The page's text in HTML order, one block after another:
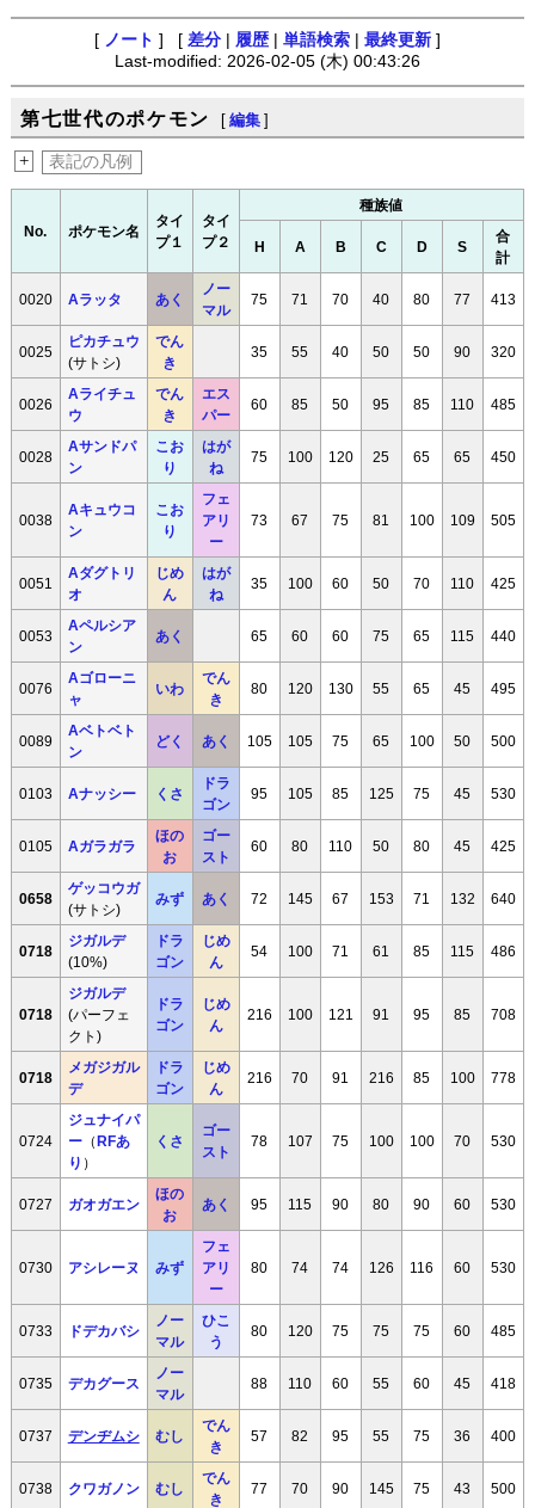
[ ノート ] [ 差分 履歴 単語検索 最終更新 ]
Last-modified: 2026-02-05 (木) 00:43:26
第七世代のポケモン [ 編集 ]
+ 表記の凡例
No. ポケモン名
タイ
プ１
タイ
プ２
種族値
H A B C D S
合
計
0020 Aラッタ あく
ノー
マル
75 71 70 40 80 77 413
0025
ピカチュウ
(サトシ)
でん
き
35 55 40 50 50 90 320
0026
Aライチュ
ウ
でん
き
エス
パー
60 85 50 95 85 110 485
0028
Aサンドパ
ン
こお
り
はが
ね
75 100 120 25 65 65 450
0038
Aキュウコ
ン
こお
り
フェ
アリ
ー
73 67 75 81 100 109 505
0051
Aダグトリ
オ
じめ
ん
はが
ね
35 100 60 50 70 110 425
0053
Aペルシア
ン
あく 65 60 60 75 65 115 440
0076
Aゴローニ
ャ
いわ
でん
き
80 120 130 55 65 45 495
0089
Aベトベト
ン
どく あく 105 105 75 65 100 50 500
0103 Aナッシー くさ
ドラ
ゴン
95 105 85 125 75 45 530
0105 Aガラガラ
ほの
お
ゴー
スト
60 80 110 50 80 45 425
0658
ゲッコウガ
(サトシ)
みず あく 72 145 67 153 71 132 640
0718
ジガルデ
(10%)
ドラ
ゴン
じめ
ん
54 100 71 61 85 115 486
0718
ジガルデ
(パーフェ
クト)
ドラ
ゴン
じめ
ん
216 100 121 91 95 85 708
0718
メガジガル
デ
ドラ
ゴン
じめ
ん
216 70 91 216 85 100 778
0724
ジュナイパ
ー（ RFあ
り ）
くさ
ゴー
スト
78 107 75 100 100 70 530
0727 ガオガエン
ほの
お
あく 95 115 90 80 90 60 530
0730 アシレーヌ みず
フェ
アリ
ー
80 74 74 126 116 60 530
0733 ドデカバシ
ノー
マル
ひこ
う
80 120 75 75 75 60 485
0735 デカグース
ノー
マル
88 110 60 55 60 45 418
0737 デンヂムシ むし
でん
き
57 82 95 55 75 36 400
0738 クワガノン むし
でん
き
77 70 90 145 75 43 500